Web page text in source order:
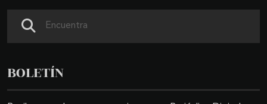
BOLETÍN